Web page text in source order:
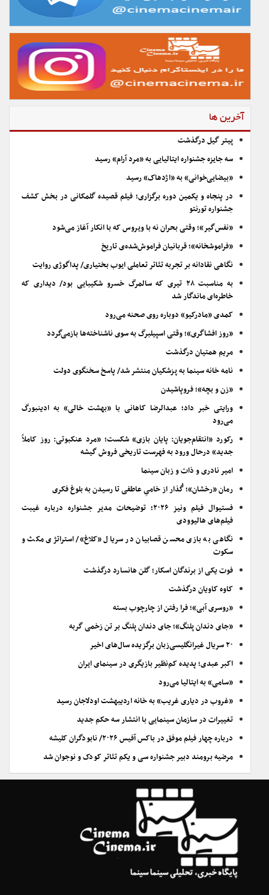
آخرین ها
پیتر گیل درگذشت
سه جایزه جشنواره ایتالیایی به «مرد آرام» رسید
«بیضایی‌خوانی» به «اژدهاک» رسید
در پنجاه و یکمین دوره برگزاری؛ فیلم قصیده گلمکانی در بخش کشف
جشنواره تورنتو
«نفس‌گیر»؛ وقتی بحران نه با ویروس که با انکار آغاز می‌شود
«فراموشخانه»؛ قربانیان فراموش‌شده‌ی تاریخ
نگاهی نقادانه بر تجربه تئاتر تعاملی ایوب بختیاری/ پداگوژی روایت
به مناسبت ۲۸ تیری که سالمرگ خسرو شکیبایی بود/ دیداری که
خاطره‌ای ماندگار شد
کمدی «مادرکیو» دوباره روی صحنه می‌رود
«روز افشاگری»؛ وقتی اسپیلبرگ به سوی ناشناخته‌ها بازمی‌گردد
مریم همتیان درگذشت
نامه خانه سینما به پزشکیان منتشر شد/ پاسخ سخنگوی دولت
«زن و بچه»؛ فروپاشیدن
ورایتی خبر داد؛ عبدالرضا کاهانی با «بهشت خالی» به ادینبورگ
می‌رود
رکورد «انتقام‌جویان: پایان بازی» شکست؛ «مرد عنکبوتی: روز کاملاً
جدید» درحال ورود به فهرست تاریخی فروش گیشه
امیر نادری و ذات و زبان سینما
رمان «رخشان»؛ گُذار از خامیِ عاطفی تا رسیدن به بلوغ فکری
فستیوال فیلم ونیز ۲۰۲۶؛ توضیحات مدیر جشنواره درباره غیبت
فیلم‌های هالیوودی
نگاهی به بازی محسن قصابیان در سریال «کلاغ»/ استراتژی مکث و
سکوت
فوت یکی از برندگان اسکار؛ گلن هانسارد درگذشت
کاوه کاویان درگذشت
«روسری آبی»؛ فرا رفتن از چارچوب بسته
«جای دندان پلنگ»؛ جای دندان پلنگ بر تن زخمی گربه
۲۰ سریال غیرانگلیسی‌زبان برگزیده سال‌های اخیر
اکبر عبدی؛ پدیده کم‌نظیر بازیگری در سینمای ایران
«سامی» به ایتالیا می‌رود
«غروب در دیاری غریب» به خانه اردیبهشت اودلاجان رسید
تغییرات در سازمان سینمایی با انتشار سه حکم جدید
درباره چهار فیلم موفق در باکس آفیس ۲۰۲۶/ نابودگران کلیشه
مرضیه برومند دبیر جشنواره سی و یکم تئاتر کودک و نوجوان شد